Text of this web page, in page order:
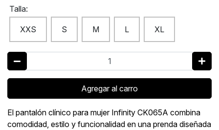
Talla:
XXS S M L XL
Agregar al carro
El pantalón clínico para mujer Infinity CK065A combina
comodidad, estilo y funcionalidad en una prenda diseñada